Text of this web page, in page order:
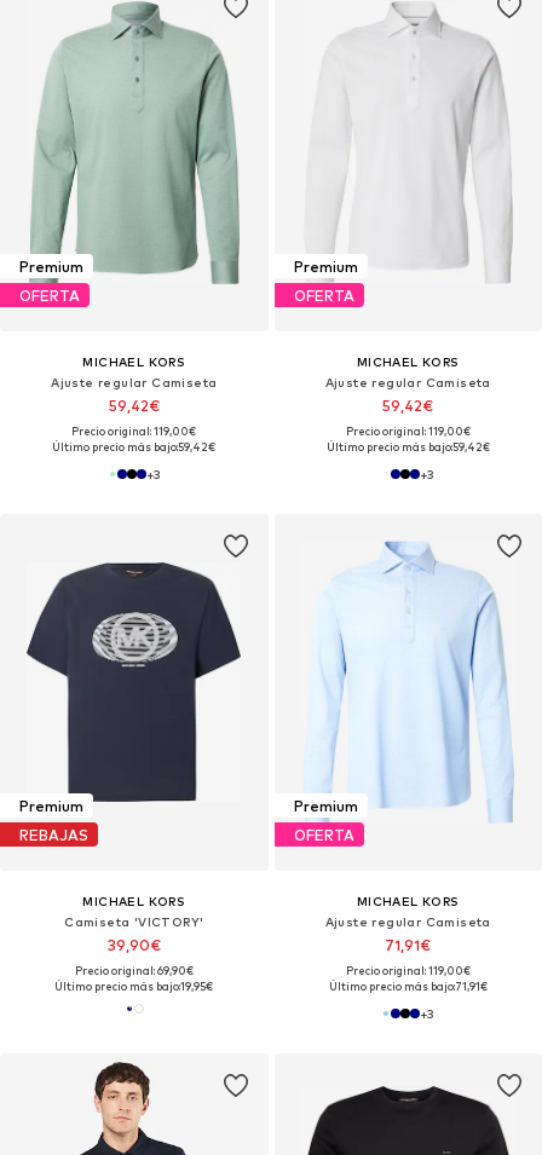
Premium
OFERTA
MICHAEL KORS
Ajuste regular Camiseta
59,42€
Precio original: 119,00€
Último precio más bajo:59,42€
+3
Premium
OFERTA
MICHAEL KORS
Ajuste regular Camiseta
59,42€
Precio original: 119,00€
Último precio más bajo:59,42€
+3
Premium
REBAJAS
MICHAEL KORS
Camiseta 'VICTORY'
39,90€
Precio original: 69,90€
Último precio más bajo:19,95€
Premium
OFERTA
MICHAEL KORS
Ajuste regular Camiseta
71,91€
Precio original: 119,00€
Último precio más bajo:71,91€
+3